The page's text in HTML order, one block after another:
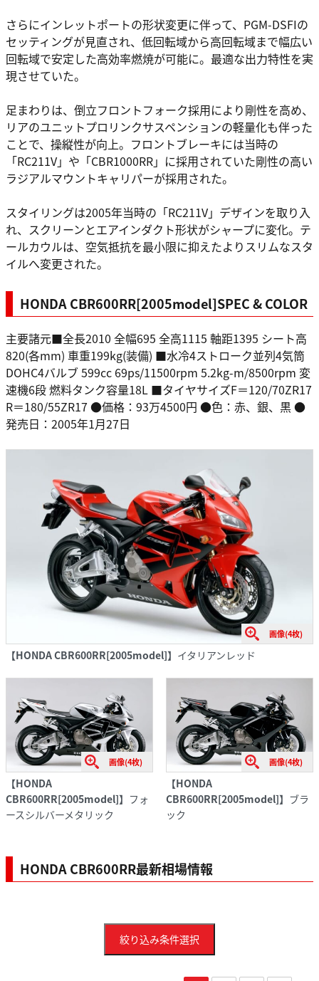
さらにインレットポートの形状変更に伴って、PGM-DSFIの
セッティングが見直され、低回転域から高回転域まで幅広い
回転域で安定した高効率燃焼が可能に。最適な出力特性を実
現させていた。
足まわりは、倒立フロントフォーク採用により剛性を高め、
リアのユニットプロリンクサスペンションの軽量化も伴った
ことで、操縦性が向上。フロントブレーキには当時の
「RC211V」や「CBR1000RR」に採用されていた剛性の高い
ラジアルマウントキャリパーが採用された。
スタイリングは2005年当時の「RC211V」デザインを取り入
れ、スクリーンとエアインダクト形状がシャープに変化。テ
ールカウルは、空気抵抗を最小限に抑えたよりスリムなスタ
イルへ変更された。
HONDA CBR600RR[2005model]SPEC & COLOR
主要諸元■全長2010 全幅695 全高1115 軸距1395 シート高
820(各mm) 車重199kg(装備) ■水冷4ストローク並列4気筒
DOHC4バルブ 599cc 69ps/11500rpm 5.2kg-m/8500rpm 変
速機6段 燃料タンク容量18L ■タイヤサイズF＝120/70ZR17
R＝180/55ZR17 ●価格：93万4500円 ●色：赤、銀、黒 ●
発売日：2005年1月27日
画像(4枚)
【HONDA CBR600RR[2005model]】 イタリアンレッド
画像(4枚)
【HONDA
CBR600RR[2005model]】 フォ
ースシルバーメタリック
画像(4枚)
【HONDA
CBR600RR[2005model]】 ブラ
ック
HONDA CBR600RR最新相場情報
絞り込み条件選択